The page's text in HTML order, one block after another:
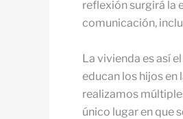
reflexión surgirá la
comunicación,
La vivienda es así
educan los hijos en
realizamos
único lugar en que